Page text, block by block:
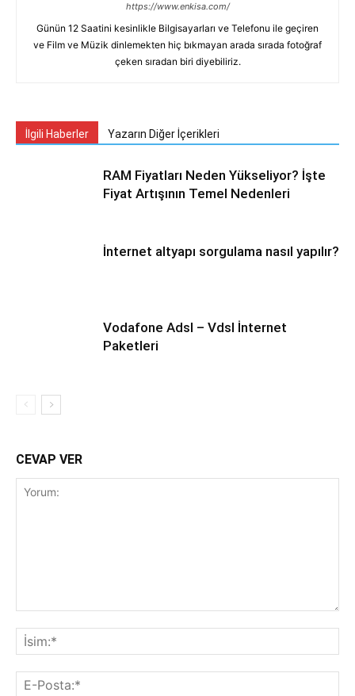
https://www.enkisa.com/
Günün 12 Saatini kesinlikle Bilgisayarları ve Telefonu ile geçiren
ve Film ve Müzik dinlemekten hiç bıkmayan arada sırada fotoğraf
çeken sıradan biri diyebiliriz.
İlgili Haberler Yazarın Diğer İçerikleri
RAM Fiyatları Neden Yükseliyor? İşte
Fiyat Artışının Temel Nedenleri
İnternet altyapı sorgulama nasıl yapılır?
Vodafone Adsl – Vdsl İnternet
Paketleri
CEVAP VER